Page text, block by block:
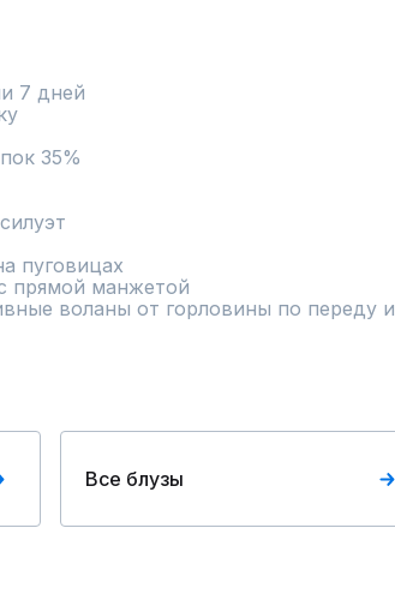
7 дней
35%
пуговицах
прямой манжетой
воланы от горловины по переду и
Все блузы